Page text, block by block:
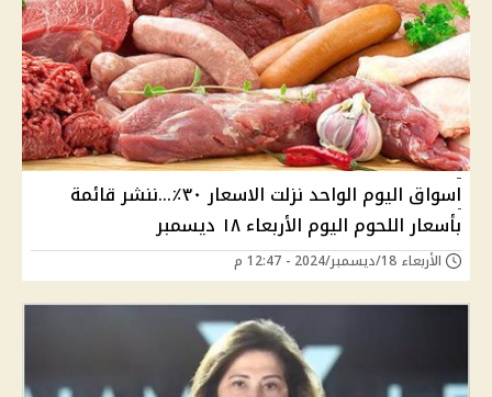
اسواق اليوم الواحد نزلت الاسعار ٣٠٪...ننشر قائمة
بأسعار اللحوم اليوم الأربعاء ١٨ ديسمبر
الأربعاء 18/ديسمبر/2024 - 12:47 م